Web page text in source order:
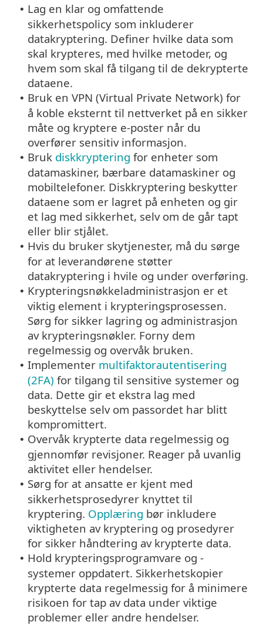
• Lag en klar og omfattende
sikkerhetspolicy som inkluderer
datakryptering. Definer hvilke data som
skal krypteres, med hvilke metoder, og
hvem som skal få tilgang til de dekrypterte
dataene.
• Bruk en VPN (Virtual Private Network) for
å koble eksternt til nettverket på en sikker
måte og kryptere e-poster når du
overfører sensitiv informasjon.
• Bruk diskkryptering for enheter som
datamaskiner, bærbare datamaskiner og
mobiltelefoner. Diskkryptering beskytter
dataene som er lagret på enheten og gir
et lag med sikkerhet, selv om de går tapt
eller blir stjålet.
• Hvis du bruker skytjenester, må du sørge
for at leverandørene støtter
datakryptering i hvile og under overføring.
• Krypteringsnøkkeladministrasjon er et
viktig element i krypteringsprosessen.
Sørg for sikker lagring og administrasjon
av krypteringsnøkler. Forny dem
regelmessig og overvåk bruken.
• Implementer multifaktorautentisering
(2FA) for tilgang til sensitive systemer og
data. Dette gir et ekstra lag med
beskyttelse selv om passordet har blitt
kompromittert.
• Overvåk krypterte data regelmessig og
gjennomfør revisjoner. Reager på uvanlig
aktivitet eller hendelser.
• Sørg for at ansatte er kjent med
sikkerhetsprosedyrer knyttet til
kryptering. Opplæring bør inkludere
viktigheten av kryptering og prosedyrer
for sikker håndtering av krypterte data.
• Hold krypteringsprogramvare og -
systemer oppdatert. Sikkerhetskopier
krypterte data regelmessig for å minimere
risikoen for tap av data under viktige
problemer eller andre hendelser.